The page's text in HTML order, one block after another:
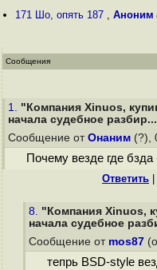
171 Шо, опять 187 ,Аноним
Сообщения
1. "Компания Xinuos,
начала судебное
Сообщение от Онаним (?),
Почему везде где бзда
Ответить
8. "Компания Xinuos,
начала судебное
Сообщение от mos87
тепрь BSD-style